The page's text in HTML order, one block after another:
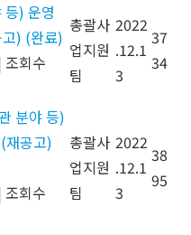
) 운영
) (완료)
조회수
총괄사
업지원
팀
2022
.12.1
3
37
34
분야 등)
재공고)
조회수
총괄사
업지원
팀
2022
.12.1
3
38
95